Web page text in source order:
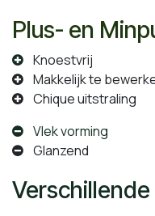
Plus- en
Knoestvrij
Makkelijk te
Chique uitstraling
Vlek vorming
Glanzend